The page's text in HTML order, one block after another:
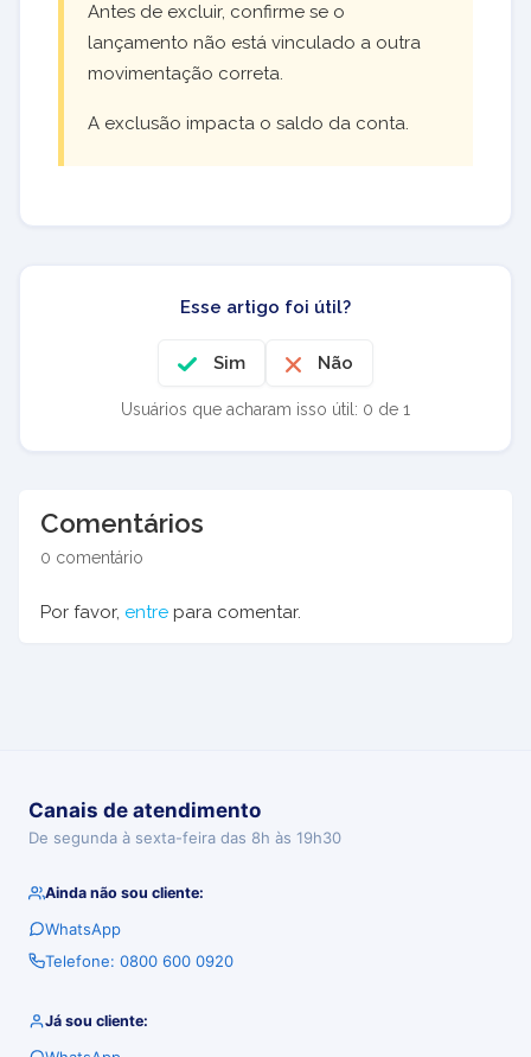
Antes de excluir, confirme se o
lançamento não está vinculado a outra
movimentação correta.
A exclusão impacta o saldo da conta.
Esse artigo foi útil?
Sim Não
Usuários que acharam isso útil: 0 de 1
Comentários
0 comentário
Por favor, entre para comentar.
Canais de atendimento
De segunda à sexta-feira das 8h às 19h30
Ainda não sou cliente:
WhatsApp
Telefone: 0800 600 0920
Já sou cliente: